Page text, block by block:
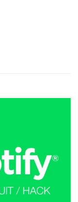
œil à ces
Deezer,
ici Vous rêvez de
pour
et ou vous